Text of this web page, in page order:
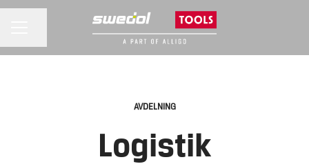
AVDELNING
Logistik